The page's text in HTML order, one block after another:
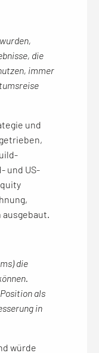
die
immer
und
und US-
die
als
in
würde